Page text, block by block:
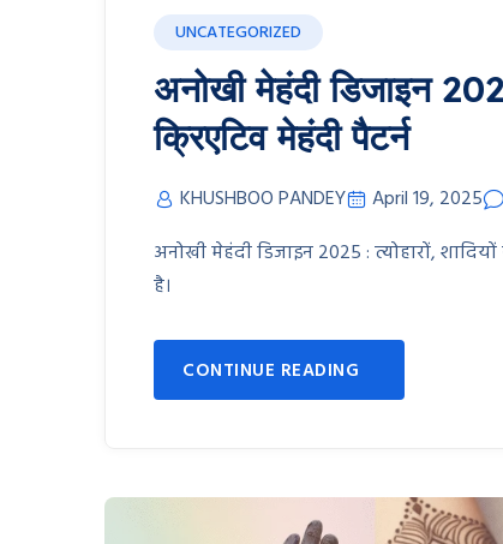
UNCATEGORIZED
अनोखी मेहंदी डिजाइन
क्रिएटिव मेहंदी पैटर्न
KHUSHBOO PANDEY April 19, 2025
अनोखी मेहंदी डिजाइन 2025 : त्योहारों,
है।
CONTINUE READING